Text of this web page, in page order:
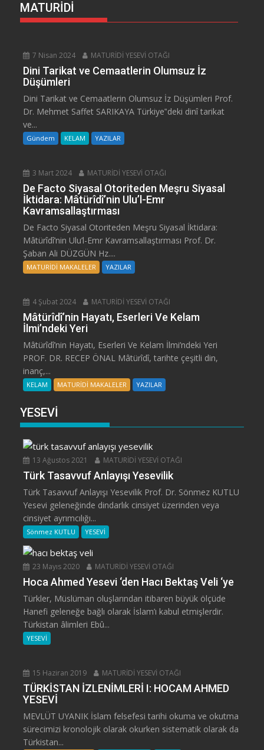
MATURİDİ
7 Nisan 2024 MATURİDİ YESEVİ OTAĞI
Dini Tarikat ve Cemaatlerin Olumsuz İz
Düşümleri
Dini Tarikat ve Cemaatlerin Olumsuz İz Düşümleri Prof.
Dr. Mehmet Saffet SARIKAYA Türkiye‟deki dinî tarikat
ve...
Gündem KELAM YAZILAR
3 Mart 2024 MATURİDİ YESEVİ OTAĞI
De Facto Siyasal Otoriteden Meşru Siyasal
İktidara: Mâtürîdî’nin Ulu’l-Emr
Kavramsallaştırması
De Facto Siyasal Otoriteden Meşru Siyasal İktidara:
Mâtürîdî’nin Ulu’l-Emr Kavramsallaştırması Prof. Dr.
Şaban Ali DÜZGÜN Hz....
MATURİDİ MAKALELER YAZILAR
4 Şubat 2024 MATURİDİ YESEVİ OTAĞI
Mâtürîdî’nin Hayatı, Eserleri Ve Kelam
İlmi’ndeki Yeri
Mâtürîdî’nin Hayatı, Eserleri Ve Kelam İlmi’ndeki Yeri
PROF. DR. RECEP ÖNAL Mâtürîdî, tarihte çeşitli din,
inanç,...
KELAM MATURİDİ MAKALELER YAZILAR
YESEVİ
13 Ağustos 2021 MATURİDİ YESEVİ OTAĞI
Türk Tasavvuf Anlayışı Yesevilik
Türk Tasavvuf Anlayışı Yesevilik Prof. Dr. Sönmez KUTLU
Yesevi geleneğinde dindarlık cinsiyet üzerinden veya
cinsiyet ayrımcılığı...
Sönmez KUTLU YESEVİ
23 Mayıs 2020 MATURİDİ YESEVİ OTAĞI
Hoca Ahmed Yesevi ‘den Hacı Bektaş Veli ‘ye
Türkler, Müslüman oluşlarından itibaren büyük ölçüde
Hanefi geleneğe bağlı olarak İslam’ı kabul etmişlerdir.
Türkistan âlimleri Ebû...
YESEVİ
15 Haziran 2019 MATURİDİ YESEVİ OTAĞI
TÜRKİSTAN İZLENİMLERİ I: HOCAM AHMED
YESEVİ
MEVLÜT UYANIK İslam felsefesi tarihi okuma ve okutma
sürecimizi kronolojik olarak okurken sistematik olarak da
Türkistan...